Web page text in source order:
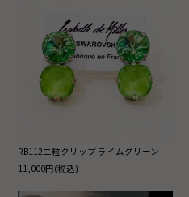
RB112二粒クリップ ライムグリーン
11,000円(税込)